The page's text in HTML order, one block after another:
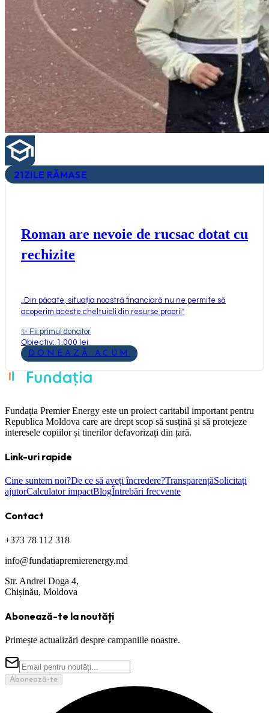
21ZILE RĂMASE
Roman are nevoie de rucsac dotat cu
rechizite
Din păcate, situația noastră financiară nu ne permite să
acoperim aceste cheltuieli din resurse proprii"
✨ Fii primul donator
Obiectiv: 1.000 lei
DONEAZĂ ACUM
Fundația Premier Energy este un proiect caritabil important pentru
Republica Moldova care are drept scop să susțină și să protejeze
interesele copiilor și tinerilor defavorizați din țară.
Link-uri rapide
Cine suntem noi?De ce să aveți încredere?TransparențăSolicitați
ajutorCalculator impactBlogÎntrebări frecvente
Contact
+373 78 112 318
info@fundatiapremierenergy.md
Str. Andrei Doga 4,
Chișinău, Moldova
Abonează-te la noutăți
Primește actualizări despre campaniile noastre.
Abonează-te